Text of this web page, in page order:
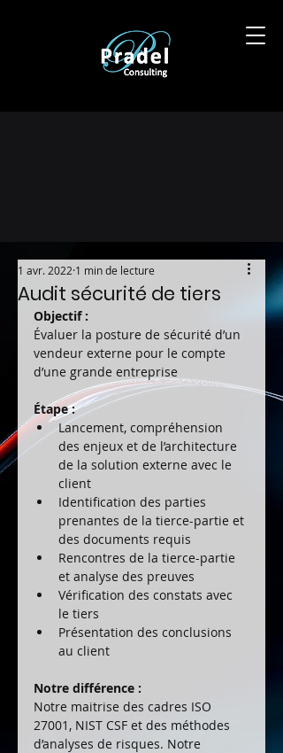
Audit sécurité de tiers
1 avr. 2022 1 min de lecture
Objectif :
Évaluer la posture de sécurité d’un
vendeur externe pour le compte
d’une grande entreprise
Étape :
Lancement, compréhension
des enjeux et de l’architecture
de la solution externe avec le
client
Identification des parties
prenantes de la tierce-partie et
des documents requis
Rencontres de la tierce-partie
et analyse des preuves
Vérification des constats avec
le tiers
Présentation des conclusions
au client
Notre différence :
Notre maitrise des cadres ISO
27001, NIST CSF et des méthodes
d’analyses de risques. Notre